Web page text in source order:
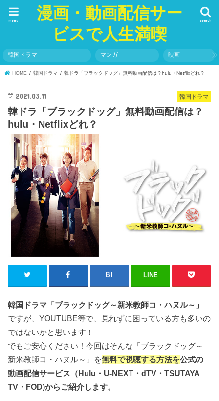
漫画・動画配信サー
ビスで人生満喫
search
menu
韓国ドラマ マンガ 映画
HOME 韓国ドラマ 韓ドラ「ブラックドッグ」無料動画配信は？hulu・Netflixどれ？
韓国ドラマ
2021.03.11
韓ドラ「ブラックドッグ」無料動画配信は？
hulu・Netflixどれ？
LINE
韓国ドラマ「ブラックドッグ～新米教師コ・ハヌル～」
ですが、YOUTUBE等で、見れずに困っている方も多いの
ではないかと思います！
でもご安心ください！今回はそんな「ブラックドッグ～
新米教師コ・ハヌル～」を無料で視聴する方法を公式の
動画配信サービス（Hulu・U-NEXT・dTV・TSUTAYA
TV・FOD)からご紹介します。